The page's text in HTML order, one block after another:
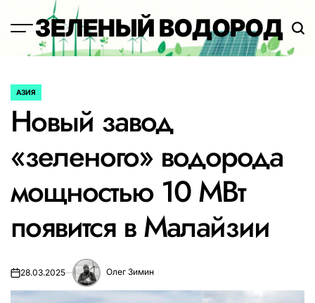
содержимому
ЗЕЛЕНЫЙ ВОДОРОД
ОПУБЛИКОВАНО
АЗИЯ
Новый завод
«зеленого» водорода
мощностью 10 МВт
появится в Малайзии
28.03.2025 Олег Зимин